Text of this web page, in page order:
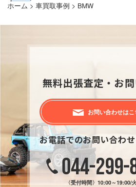
ホーム > 車買取事例 > BMW
無料出張査定・お
お問い合わせはこ
お電話でのお問い合わせ
044-299-
〈受付時間〉 10:00～19:00/